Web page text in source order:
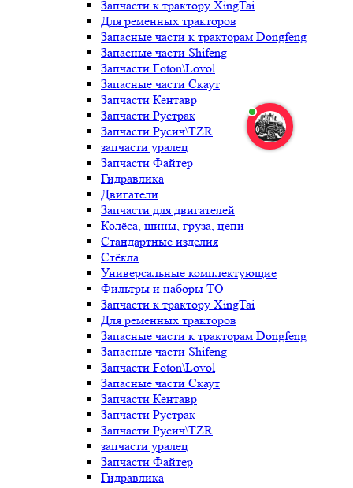
Запчасти к трактору XingTai
Для ременных тракторов
Запасные части к тракторам Dongfeng
Запасные части Shifeng
Запчасти Foton\Lovol
Запасные части Скаут
Запчасти Кентавр
Запчасти Рустрак
Запчасти Русич\TZR
запчасти уралец
Запчасти Файтер
Гидравлика
Двигатели
Запчасти для двигателей
Колёса, шины, груза, цепи
Стандартные изделия
Стёкла
Универсальные комплектующие
Фильтры и наборы ТО
Запчасти к трактору XingTai
Для ременных тракторов
Запасные части к тракторам Dongfeng
Запасные части Shifeng
Запчасти Foton\Lovol
Запасные части Скаут
Запчасти Кентавр
Запчасти Рустрак
Запчасти Русич\TZR
запчасти уралец
Запчасти Файтер
Гидравлика